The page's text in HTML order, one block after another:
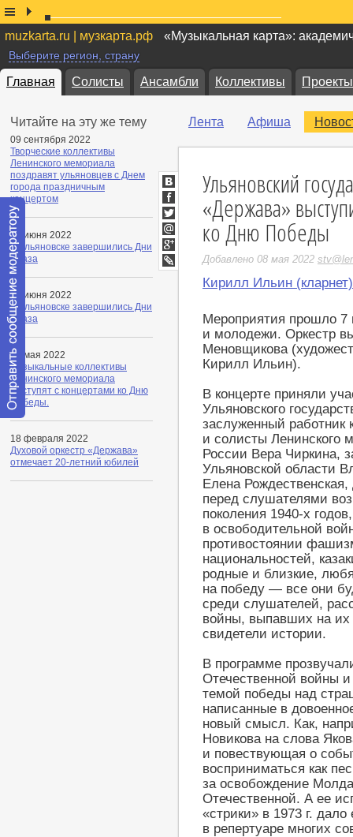
muzkarta.ru | музкарта.рф «Музыкальная карта»:
Выберите регион, страну
Главная Солисты Ансамбли Коллективы Проекты
Читайте на эту же тему
09 сентября 2022
Творческие коллективы
Ленинского мемориала
поздравят ульяновцев с Днем
города праздничным
концертом
03 июня 2022
В Ульяновске завершились Дни
джаза
03 июня 2022
В Ульяновске завершились Дни
джаза
06 мая 2022
Музыкальные коллективы
Ленинского мемориала
выступят с концертами ко Дню
Победы.
18 февраля 2022
Духовой оркестр «Держава»
отмечает 20-летний юбилей
Лента Афиша
Ульяновский
«Держава»
ко Дню Победы
Добавлено 08 мая 2022
Кирилл Ильин (кларнет)
Мероприятия прошло 7
и молодежи. Оркестр
Меновщикова
Кирилл Ильин).
В концерте приняли
Ульяновского
заслуженный
и солисты Ленинского
России Вера Чиркина,
Ульяновской области
Елена
перед слушателями
поколения 1940-х
в освободительной
противостоянии
национальностей,
родные и близкие,
на победу — все они
среди слушателей,
войны, выпавших на
свидетели истории.
В программе
Отечественной войны
темой победы над
написанные в
новый смысл. Как,
Новикова на слова
и повествующая о
восприниматься как
за освобождение
Отечественной. А ее
«стрики» в 1973 г.
в репертуаре многих
ВКонтакте
Facebook
Twitter
Мой
Мир
Google+
LiveJournal
Отправить
сообщение
модератору